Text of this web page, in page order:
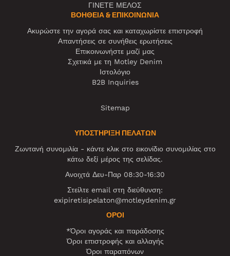
ΓΙΝΕΤΕ ΜΕΛΟΣ
ΒΟΉΘΕΙΑ & ΕΠΙΚΟΙΝΩΝΊΑ
Ακυρώστε την αγορά σας και καταχωρίστε επιστροφή
Απαντήσεις σε συνήθεις ερωτήσεις
Επικοινωνήστε μαζί μας
Σχετικά με τη Motley Denim
Ιστολόγιο
B2B Inquiries
Sitemap
ΥΠΟΣΤΗΡΙΞΗ ΠΕΛΑΤΩΝ
Ζωντανή συνομιλία - κάντε κλικ στο εικονίδιο συνομιλίας στο
κάτω δεξί μέρος της σελίδας.
Ανοιχτά Δευ-Παρ 08:30-16:30
Στείλτε email στη διεύθυνση:
exipiretisipelaton@motleydenim.gr
ΌΡΟΙ
*Όροι αγοράς και παράδοσης
Όροι επιστροφής και αλλαγής
Όροι παραπόνων